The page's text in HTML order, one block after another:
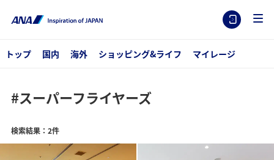
トップ 国内 海外 ショッピング&ライフ マイレージ
#スーパーフライヤーズ
検索結果：2件